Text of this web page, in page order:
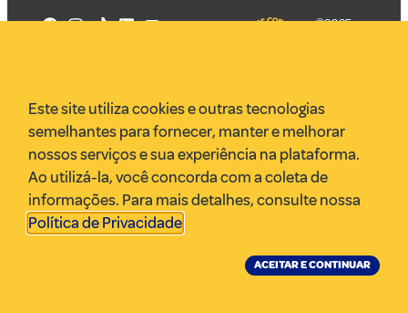
VR Assessoria
Parcerias
Envie uma pauta
Anuncie
©2025
Este site utiliza cookies e outras tecnologias
semelhantes para fornecer, manter e melhorar
nossos serviços e sua experiência na plataforma.
Ao utilizá-la, você concorda com a coleta de
informações. Para mais detalhes, consulte nossa
Política de Privacidade.
ACEITAR E CONTINUAR